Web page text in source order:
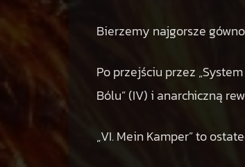
Bierzemy najgorsze
Po przejściu przez
Bólu” (IV) i anarchiczną
„VI. Mein Kamper” to